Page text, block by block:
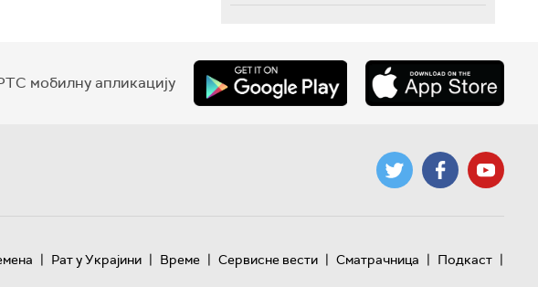
мобилну апликацију
| Рат у Украјини | Време | Сервисне вести | Сматрачница | Подкаст |